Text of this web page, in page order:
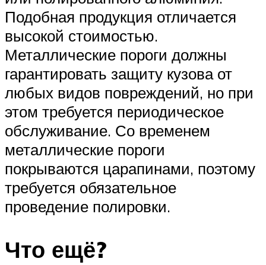
Подобная продукция отличается
высокой стоимостью.
Металлические пороги должны
гарантировать защиту кузова от
любых видов повреждений, но при
этом требуется периодическое
обслуживание. Со временем
металлические пороги
покрываются царапинами, поэтому
требуется обязательное
проведение полировки.
Что ещё?